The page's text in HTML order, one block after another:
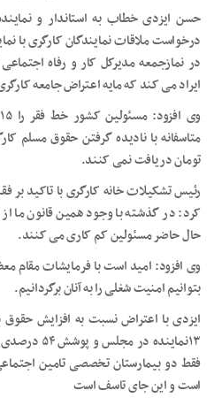
حسن ایزدی خطاب به استاندار و
درخواست ملاقات نمایندگان کارگری با
در نمازجمعه مدیرکل کار و رفاه
ایراد می کند که مایه اعتراض جامعه
تومان دریافت نمی کنند.
رئیس تشکیلات خانه کارگری با تاکید بر
کرد: در گذشته با وجود همین قانون ما
حال حاضر مسئولین کم کاری می کنند.
وی افزود: امید است با فرمایشات مقام
بتوانیم امنیت شغلی را به آنان برگردانیم.
ایزدی با اعتراض نسبت به افزایش
۱۳نماینده
فقط دو بیمارستان تخصصی تامین
است و این جای تاسف است‌